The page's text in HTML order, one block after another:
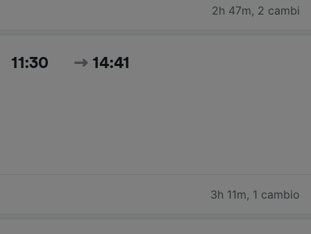
2h 47m, 2 cambi
11:30 14:41
3h 11m, 1 cambio